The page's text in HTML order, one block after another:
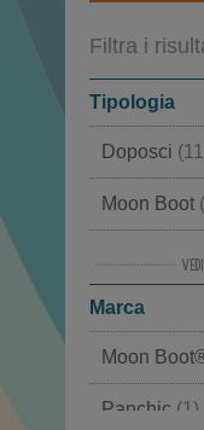
Filtra i
Tipologia
Doposci
Moon Boot
Scarpe
Stivali
Stivali
Scarpe
Marca
Moon
Panchic (1)